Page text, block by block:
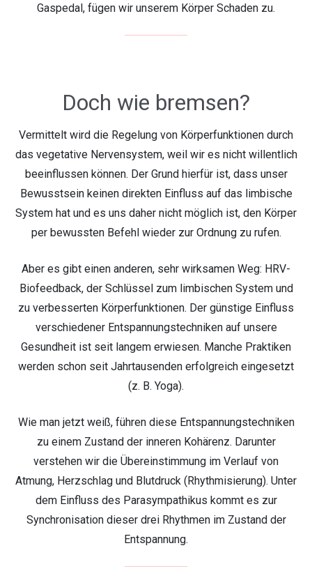
Gaspedal, fügen wir unserem Körper Schaden zu.
Doch wie bremsen?
Vermittelt wird die Regelung von Körperfunktionen durch
das vegetative Nervensystem, weil wir es nicht willentlich
beeinflussen können. Der Grund hierfür ist, dass unser
Bewusstsein keinen direkten Einfluss auf das limbische
System hat und es uns daher nicht möglich ist, den Körper
per bewussten Befehl wieder zur Ordnung zu rufen.
Aber es gibt einen anderen, sehr wirksamen Weg: HRV-
Biofeedback, der Schlüssel zum limbischen System und
zu verbesserten Körperfunktionen. Der günstige Einfluss
verschiedener Entspannungstechniken auf unsere
Gesundheit ist seit langem erwiesen. Manche Praktiken
werden schon seit Jahrtausenden erfolgreich eingesetzt
(z. B. Yoga).
Wie man jetzt weiß, führen diese Entspannungstechniken
zu einem Zustand der inneren Kohärenz. Darunter
verstehen wir die Übereinstimmung im Verlauf von
Atmung, Herzschlag und Blutdruck (Rhythmisierung). Unter
dem Einfluss des Parasympathikus kommt es zur
Synchronisation dieser drei Rhythmen im Zustand der
Entspannung.